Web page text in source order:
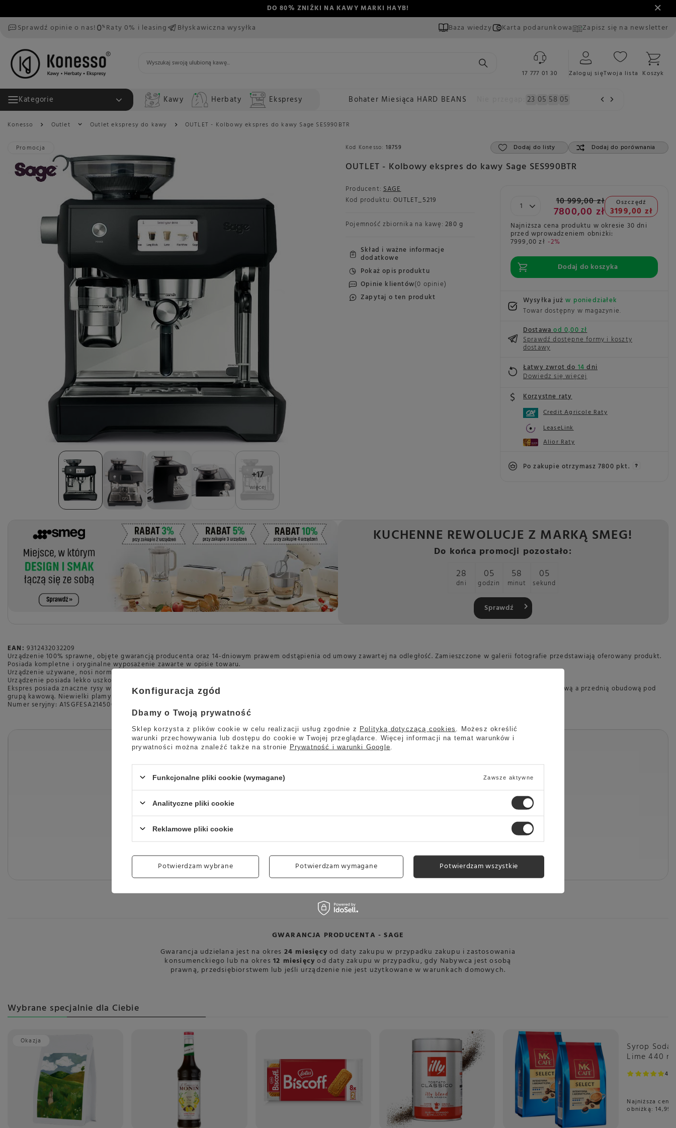
DO 80% ZNIŻKI NA KAWY MARKI HAYB!
Sprawdź opinie o nas!
Raty 0% i leasing Błyskawiczna wysyłka Baza wiedzy Karta podarunkowa Zapisz się na newsletter
17 777 01 30 Zaloguj sięTwoja lista Koszyk
Kategorie Kawy Herbaty Ekspresy Bohater Miesiąca HARD BEANS 23 05 58 04
Konesso Outlet Outlet ekspresy do kawy OUTLET - Kolbowy ekspres do kawy Sage SES990BTR
+17
więcej
Promocja
OUTLET - Kolbowy ekspres do kawy Sage SES990BTR
Kod Konesso: 18759 Dodaj do listy Dodaj do porównania
Producent: SAGE
Kod produktu: OUTLET_5219
Pojemność zbiornika na kawę: 280 g
Skład i ważne informacje
dodatkowe
Pokaż opis produktu
Opinie klientów(0 opinie)
Zapytaj o ten produkt
10 999,00 zł
7800,00 zł
Oszczędź
3199,00 zł
Najniższa cena produktu w okresie 30 dni
przed wprowadzeniem obniżki:
7999,00 zł -2%
Dodaj do koszyka
Wysyłka jużw poniedziałek
Towar dostępny w magazynie
Dostawaod 0,00 zł
Sprawdź dostępne formy i koszty
dostawy
Łatwy zwrot do14dni
Dowiedz się więcej
Korzystne raty
Credit Agricole Raty
LeaseLink
Alior Raty
Po zakupie otrzymasz 7800 pkt.
KUCHENNE REWOLUCJE Z MARKĄ SMEG!
Do końca promocji pozostało:
28
dni
05
godzin
58
minut
04
sekund
Sprawdź
EAN: 9312432032209
Urządzenie 100% sprawne, objęte gwarancją producenta oraz 14-dniowym prawem odstąpienia od umowy zawartej na odległość. Zamieszczone w galerii fotografie przedstawiają oferowany produkt.
Posiada kompletne i oryginalne wyposażenie zawarte w opisie towaru.
Urządzenie używane, nosi normalne ślady użytkowania.
Urządzenie posiada lekko uszkodzone opakowanie zewnętrzne.
Ekspres posiada znaczne rysy widoczne na zdjęciach na następujących elementach: taca ociekowa, prawy rant obudowy tacy ociekowej, zagłębienie między tacą ociekową a przednią obudową pod
grupą kawową. Niewielki plamy na tylnej i bocznej obudowie. Zadrapanie na tylnej obudowie przy uchwycie pojemnika na wodę.
Numer seryjny: A1SGFESA214500412
Marka
SAGE
Przeznaczenie
Do domu
Monitorowana ilość wody
Boczna miarka
Obudowa
Typ pompy
9 bar
Zintegrowana dysza pary i gorącej wody
Tak
Dysza pary wodnej
Tak
Materiał wykonania bojlera
Szczotkowana stal nierdzewna
Szczotka do czyszczenia grupy kawowej
Sitko na kawę mieloną
Portafilter z sitkami na pojedynczą i podwójną kawę
Rozmiar grupy kawowej
58 mm
Programowalna
GWARANCJA PRODUCENTA - SAGE
Gwarancja udzielana jest na okres 24 miesięcy od daty zakupu w przypadku zakupu i zastosowania
konsumenckiego lub na okres12 miesięcy od daty zakupu w przypadku, gdy Nabywca jest osobą
prawną, przedsiębiorstwem lub jeśli urządzenie nie jest użytkowane w warunkach domowych.
Wybrane specjalnie dla Ciebie
Okazja Syrop
Lime 440 ml
Najniższa
obniżką:14,99
Konfiguracja zgód
Dbamy o Twoją prywatność
Sklep korzysta z plików cookie w celu realizacji usług zgodnie z Polityką dotyczącą cookies
. Możesz określić
warunki przechowywania lub dostępu do cookie w Twojej przeglądarce. Więcej informacji na temat warunków i
prywatności można znaleźć także na stronie Prywatność i warunki Google
Funkcjonalne pliki cookie (wymagane) Zawsze aktywne
Analityczne pliki cookie
Reklamowe pliki cookie
Potwierdzam wybrane Potwierdzam wymagane Potwierdzam wszystkie